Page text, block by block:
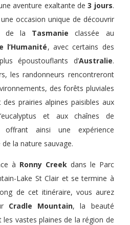
aventure exaltante de3 jours.
occasion unique de découvrir
de la Tasmanie classée au
l’Humanité, avec certains des
époustouflants d’Australie.
les randonneurs rencontreront
des forêts pluviales
prairies alpines paisibles aux
et aux chaînes de
offrant ainsi une expérience
la nature sauvage.
à Ronny Creekdans le Parc
Lake St Clair et se termine à
de cet itinéraire, vous aurez
Cradle Mountain, la beauté
les vastes plaines de la région de